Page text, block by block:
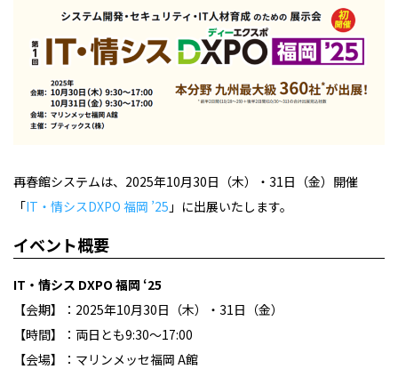
再春館システムは、2025年10月30日（木）・31日（金）開催
「IT・情シスDXPO 福岡 ’25 」に出展いたします。
イベント概要
IT・情シス DXPO 福岡 ‘25
【会期】：2025年10月30日（木）・ 31日（金）
【時間】：両日とも9:30～17:00
【会場】：マリンメッセ福岡 A館